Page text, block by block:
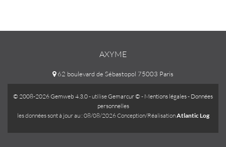
AXYME
62 boulevard de Sébastopol 75003 Paris
© 2008-2026 Gemweb 4.3.0- utiliseGemarcur © - Mentions légales- Données
personnelles
les données sont à jour au : 08/08/2026 Conception/RéalisationAtlantic Log